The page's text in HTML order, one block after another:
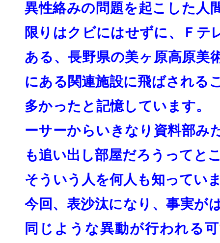
異性絡みの問題を起こした人
限り はクビにはせずに、Ｆテ
ある、長野県の美ヶ原高原美
にある関連施設に飛ばされる
多かったと記憶しています
ーサーからいきなり資料部み
も追い出し部屋だろうってと
そういう人を何人も知ってい
今回、表沙汰になり、事実が
同じような異動が行われる